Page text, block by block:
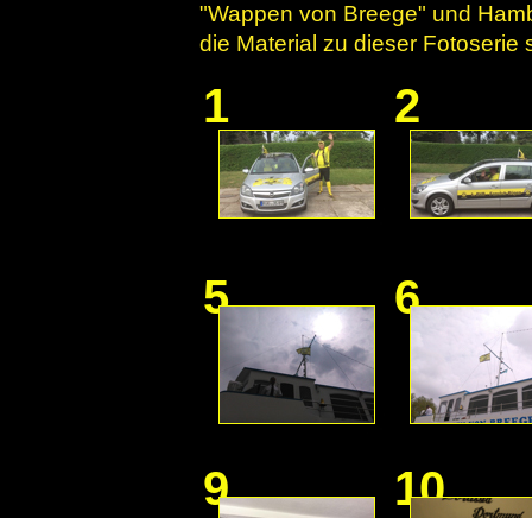
"Wappen von Breege" und
die Material zu dieser Fotoserie
1 2
5 6
9 10